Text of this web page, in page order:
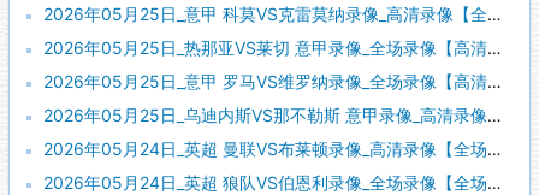
2026年05月25日_意甲 科莫VS克雷莫纳录像_高清录像【全场回放】
2026年05月25日_热那亚VS莱切 意甲录像_全场录像【高清回放】
2026年05月25日_意甲 罗马VS维罗纳录像_全场录像【高清回放】
2026年05月25日_乌迪内斯VS那不勒斯 意甲录像_高清录像【全场回放】
2026年05月24日_英超 曼联VS布莱顿录像_高清录像【全场回放】
2026年05月24日_英超 狼队VS伯恩利录像_全场录像【全场回放】